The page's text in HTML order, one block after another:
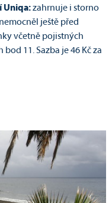
Uniqa:zahrnuje i storno
ještě před
včetně pojistných
11. Sazba je 46 Kč za